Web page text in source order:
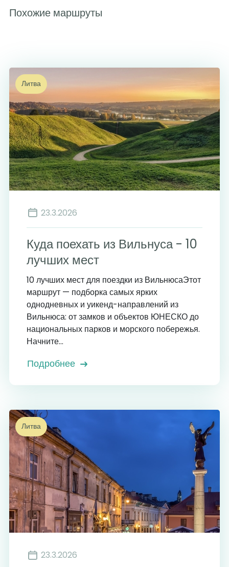
8
Похожие маршруты
Литва
23.3.2026
Куда поехать из Вильнуса - 10
лучших мест
10 лучших мест для поездки из ВильнюсаЭтот
маршрут — подборка самых ярких
однодневных и уикенд-направлений из
Вильнюса: от замков и объектов ЮНЕСКО до
национальных парков и морского побережья.
Начните...
Подробнее
Литва
23.3.2026